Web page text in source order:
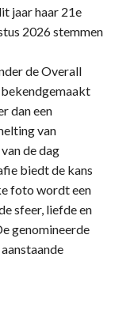
jaar haar 21e
2026 stemmen
de Overall
dan een
van
de dag
biedt de kans
foto wordt een
sfeer, liefde en
genomineerde